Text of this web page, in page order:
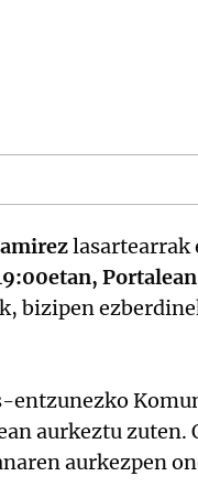
lasartearrak
Portalean
bizipen
entzunezko
aurkeztu zuten.
aurkezpen